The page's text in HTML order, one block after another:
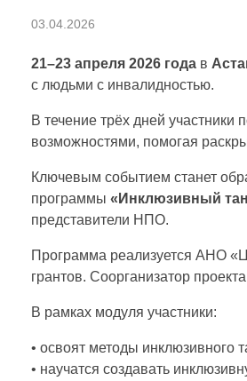
Т
а
н
е
ц
б
е
з
03.04.2026
21–23 апреля 2026 года в
с людьми с инвалидностью.
В течение трёх дней
возможностями, помогая
Ключевым событием станет
программы «Инклюзивный
представители НПО.
Программа реализуется АНО
грантов. Соорганизатор
В рамках модуля участники:
• освоят методы инклюзивного
• научатся создавать